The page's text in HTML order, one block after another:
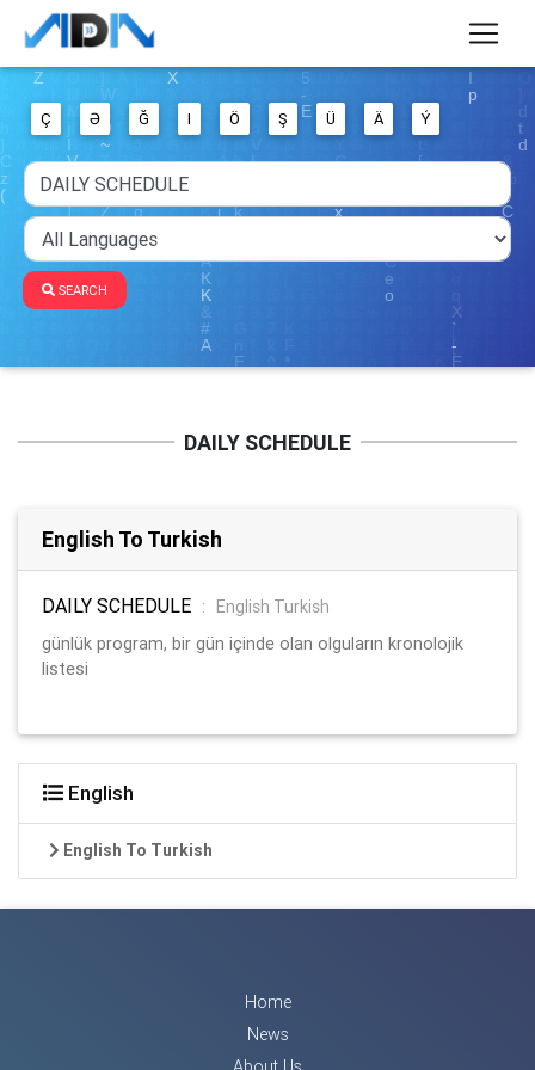
Ç Ə Ğ I Ö Ş Ü Ä Ý
SEARCH
DAILY SCHEDULE
English To Turkish
DAILY SCHEDULE :
English Turkish
günlük program, bir gün içinde olan olguların kronolojik
listesi
English
English To Turkish
Home
News